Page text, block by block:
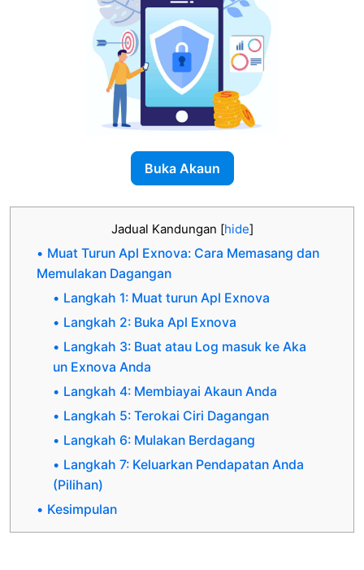
Buka Akaun
Jadual Kandungan [hide]
Muat Turun Apl Exnova: Cara Memasang dan
Memulakan Dagangan
Langkah 1: Muat turun Apl Exnova
Langkah 2: Buka Apl Exnova
Langkah 3: Buat atau Log masuk ke Aka
un Exnova Anda
Langkah 4: Membiayai Akaun Anda
Langkah 5: Terokai Ciri Dagangan
Langkah 6: Mulakan Berdagang
Langkah 7: Keluarkan Pendapatan Anda
(Pilihan)
Kesimpulan